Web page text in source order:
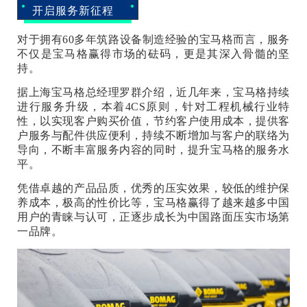
开启服务新征程
对于拥有60多年筑路设备制造经验的宝马格而言，服务
不仅是宝马格赢得市场的砝码，更是其深入骨髓的坚
持。
据上海宝马格总经理罗群介绍，近几年来，宝马格持续
进行服务升级，本着4CS原则，针对工程机械行业特
性，以实现客户购买价值，节约客户使用成本，提供客
户服务与配件供应便利，持续不断增加与客户的联络为
导向，不断丰富服务内容的同时，提升宝马格的服务水
平。
凭借卓越的产品品质，优秀的压实效果，较低的维护保
养成本，极高的性价比等，宝马格赢得了越来越多中国
用户的青睐与认可，正逐步成长为中国路面压实市场第
一品牌。